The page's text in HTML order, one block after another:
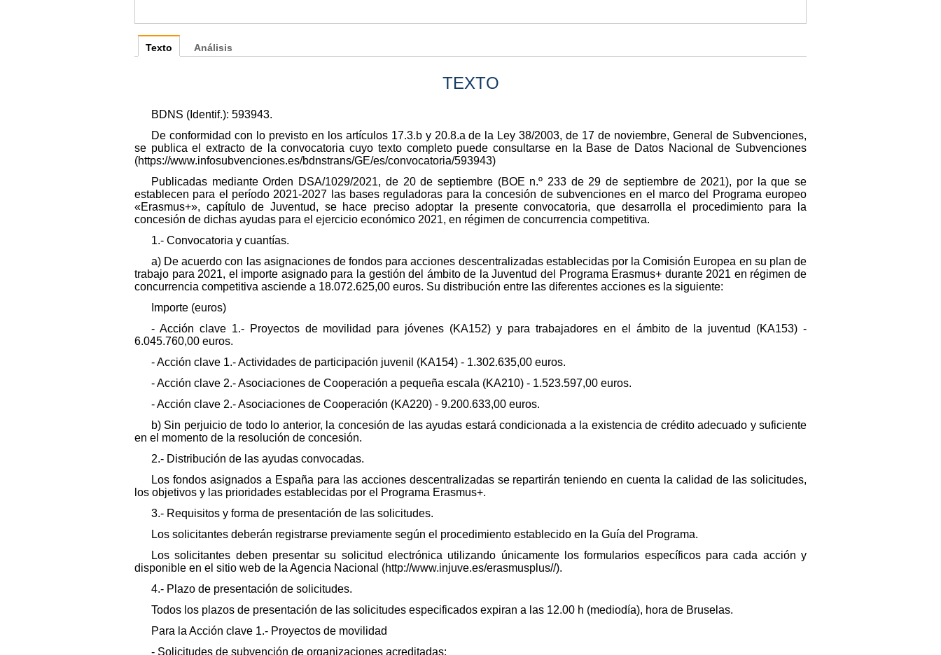
Texto
TEXTO
BDNS (Identif.): 593943.
De conformidad con lo previsto en los artículos 17.3.b y 20.8.a de la Ley 38/2003, de 17 de noviembre, General de Subvenciones,
se publica el extracto de la convocatoria cuyo texto completo puede consultarse en la Base de Datos Nacional de Subvenciones
(https://www.infosubvenciones.es/bdnstrans/GE/es/convocatoria/593943)
Publicadas mediante Orden DSA/1029/2021, de 20 de septiembre (BOE n.º 233 de 29 de septiembre de 2021), por la que se
establecen para el período 2021-2027 las bases reguladoras para la concesión de subvenciones en el marco del Programa europeo
«Erasmus+», capítulo de Juventud, se hace preciso adoptar la presente convocatoria, que desarrolla el procedimiento para la
concesión de dichas ayudas para el ejercicio económico 2021, en régimen de concurrencia competitiva.
1.- Convocatoria y cuantías.
a) De acuerdo con las asignaciones de fondos para acciones descentralizadas establecidas por la Comisión Europea en su plan de
trabajo para 2021, el importe asignado para la gestión del ámbito de la Juventud del Programa Erasmus+ durante 2021 en régimen de
concurrencia competitiva asciende a 18.072.625,00 euros. Su distribución entre las diferentes acciones es la siguiente:
Importe (euros)
- Acción clave 1.- Proyectos de movilidad para jóvenes (KA152) y para trabajadores en el ámbito de la juventud (KA153) -
6.045.760,00 euros.
- Acción clave 1.- Actividades de participación juvenil (KA154) - 1.302.635,00 euros.
- Acción clave 2.- Asociaciones de Cooperación a pequeña escala (KA210) - 1.523.597,00 euros.
- Acción clave 2.- Asociaciones de Cooperación (KA220) - 9.200.633,00 euros.
b) Sin perjuicio de todo lo anterior, la concesión de las ayudas estará condicionada a la existencia de crédito adecuado y suficiente
en el momento de la resolución de concesión.
2.- Distribución de las ayudas convocadas.
Los fondos asignados a España para las acciones descentralizadas se repartirán teniendo en cuenta la calidad de las solicitudes,
los objetivos y las prioridades establecidas por el Programa Erasmus+.
3.- Requisitos y forma de presentación de las solicitudes.
Los solicitantes deberán registrarse previamente según el procedimiento establecido en la Guía del Programa.
Los solicitantes deben presentar su solicitud electrónica utilizando únicamente los formularios específicos para cada acción y
disponible en el sitio web de la Agencia Nacional (http://www.injuve.es/erasmusplus//).
4.- Plazo de presentación de solicitudes.
Todos los plazos de presentación de las solicitudes especificados expiran a las 12.00 h (mediodía), hora de Bruselas.
Para la Acción clave 1.- Proyectos de movilidad
- Solicitudes de subvención de organizaciones acreditadas:
Análisis